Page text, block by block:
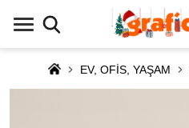
EV, OFİS, YAŞAM